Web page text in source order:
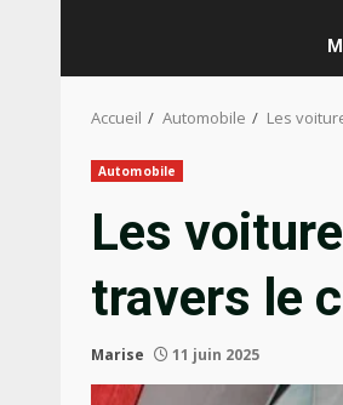
Accueil Automobile Les
Automobile
Les
travers le
Marise 11 juin 2025